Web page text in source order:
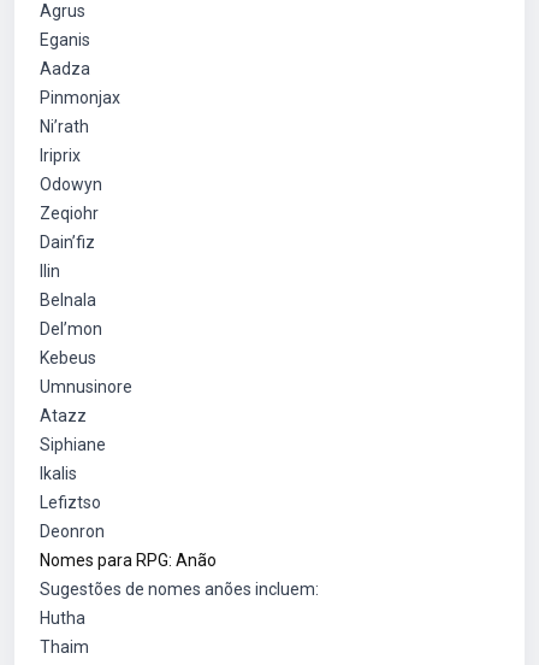
Agrus
Eganis
Aadza
Pinmonjax
Ni’rath
Iriprix
Odowyn
Zeqiohr
Dain’fiz
Ilin
Belnala
Del’mon
Kebeus
Umnusinore
Atazz
Siphiane
Ikalis
Lefiztso
Deonron
Nomes para RPG: Anão
Sugestões de nomes anões incluem:
Hutha
Thaim